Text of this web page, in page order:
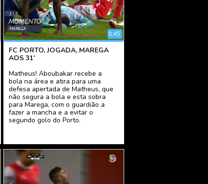
0:45
FC PORTO, JOGADA, MAREGA
AOS 31'
Matheus! Aboubakar recebe a
bola na área e atira para uma
defesa apertada de Matheus, que
não segura a bola e esta sobra
para Marega, com o guardião a
fazer a mancha e a evitar o
segundo golo do Porto.